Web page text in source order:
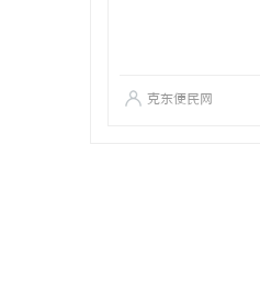
克东便民网